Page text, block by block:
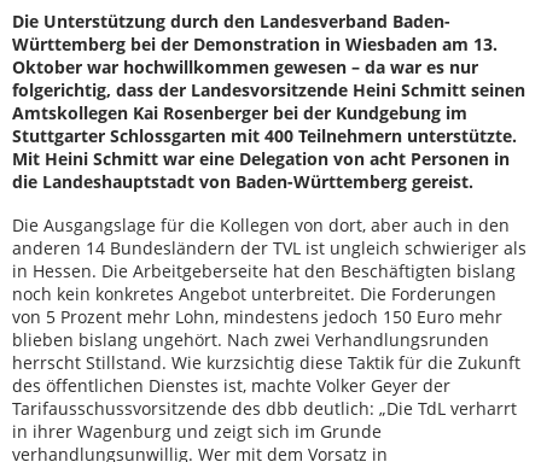
Die Unterstützung durch den Landesverband Baden-
Württemberg bei der Demonstration in Wiesbaden am 13.
Oktober war hochwillkommen gewesen – da war es nur
folgerichtig, dass der Landesvorsitzende Heini Schmitt seinen
Amtskollegen Kai Rosenberger bei der Kundgebung im
Stuttgarter Schlossgarten mit 400 Teilnehmern unterstützte.
Mit Heini Schmitt war eine Delegation von acht Personen in
die Landeshauptstadt von Baden-Württemberg gereist.
Die Ausgangslage für die Kollegen von dort, aber auch in den
anderen 14 Bundesländern der TVL ist ungleich schwieriger als
in Hessen. Die Arbeitgeberseite hat den Beschäftigten bislang
noch kein konkretes Angebot unterbreitet. Die Forderungen
von 5 Prozent mehr Lohn, mindestens jedoch 150 Euro mehr
blieben bislang ungehört. Nach zwei Verhandlungsrunden
herrscht Stillstand. Wie kurzsichtig diese Taktik für die Zukunft
des öffentlichen Dienstes ist, machte Volker Geyer der
Tarifausschussvorsitzende des dbb deutlich: „Die TdL verharrt
in ihrer Wagenburg und zeigt sich im Grunde
verhandlungsunwillig. Wer mit dem Vorsatz in